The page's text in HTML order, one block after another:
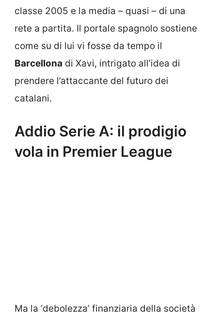
classe 2005 e la media – quasi – di una
rete a partita. Il portale spagnolo sostiene
come su di lui vi fosse da tempo il
Barcellona di Xavi, intrigato all’idea di
prendere l’attaccante del futuro dei
catalani.
Addio Serie A: il prodigio
vola in Premier League
Ma la ‘debolezza’ finanziaria della società